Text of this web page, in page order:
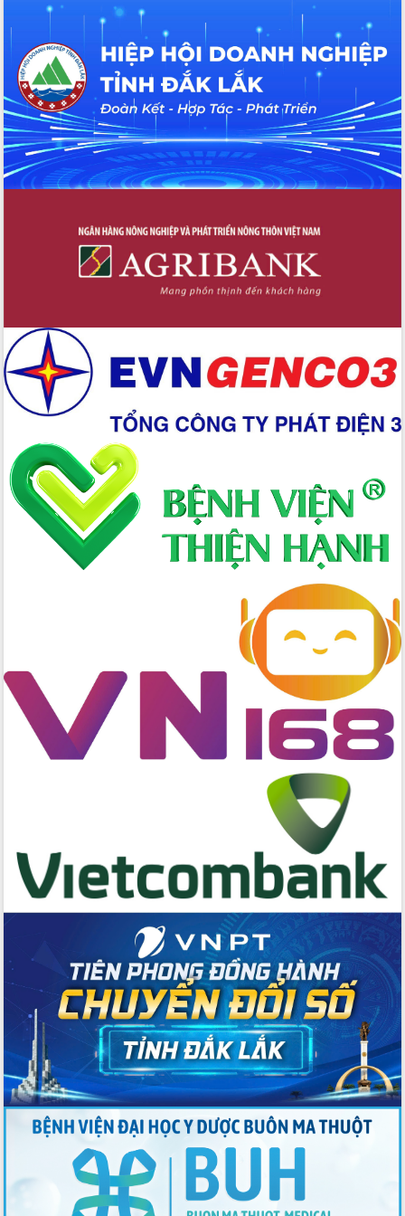
Định vị cà phê Việt Nam như một “di
sản sống” trong dòng chảy toàn cầu
Xây dựng nông thôn mới: Nâng cao đời
sống người dân từ những mô hình thiết
thực
Quyết liệt tháo gỡ vướng mắc, đẩy
nhanh tiến độ các dự án trọng điểm
trong Khu kinh tế Nam Phú Yên
Hòn Yến phát triển du lịch gắn với bảo
tồn biển
Đắk Lắk thời kỳ 2021-2030, tầm nhìn
đến năm 2050
Phát động chiến dịch 30 ngày đêm
giải phóng mặt bằng Tuyến đường bộ
kinh tế từ 10% trở lên trong Quý
II/2026
Đắk Lắk ký kết thỏa thuận hợp tác về
chuyển đổi số giai đoạn 2026 – 2030
với Tập đoàn Bưu chính Viễn thông
Thứ trưởng Bộ Y tế làm việc với tỉnh
Đắk Lắk về phát triển nhân lực y tế
cho trạm y tế cấp xã
Du lịch Đắk Lắk nâng tầm trải nghiệm
du khách thông qua Hệ thống cơ sở dữ
liệu và Bản đồ số
Tập huấn ứng dụng trí tuệ nhân tạo (AI)
Quyết liệt cải cách hành chính, khơi
thông nguồn lực phát triển
Nâng cao hiệu lực, hiệu quả HĐND
tỉnh thông qua hiện đại hóa hành chính
Xã Ea Phê gắn cải cách hành chính với
Phê
Xây dựng nền hành chính số đồng
hành cùng nông dân dân, doanh nghiệp
Giai đoạn 2026-2030, Đắk Lắk phấn
đấu có 77% xã đạt chuẩn nông thôn
Chuyển đổi số 'mở đường' cho nông
nghiệp Đắk Lắk tăng trưởng bứt phá
Triển khai đồng bộ đo đạc, lập hồ sơ
địa chính, hoàn thiện cơ sở dữ liệu đất
đai
Ứng dụng sinh trắc học - Bước tiến
trong hành trình chuyển đổi số tại Đắk
Lắk
Đắk Lắk nâng cao hiệu quả công tác
Đảng từ Sổ tay đảng viên điện tử
Đắk Lắk đẩy mạnh nuôi biển công
nghệ, hướng tới phát triển thủy sản